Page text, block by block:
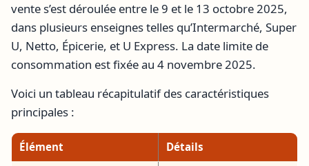
vente s’est déroulée entre le 9 et le 13 octobre 2025,
dans plusieurs enseignes telles qu’Intermarché, Super
U, Netto, Épicerie, et U Express. La date limite de
consommation est fixée au 4 novembre 2025.
Voici un tableau récapitulatif des caractéristiques
principales :
Élément Détails